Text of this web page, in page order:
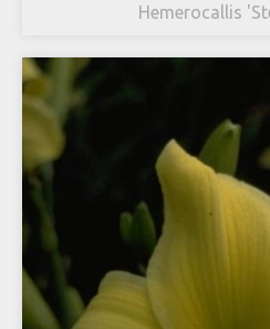
Hemerocallis